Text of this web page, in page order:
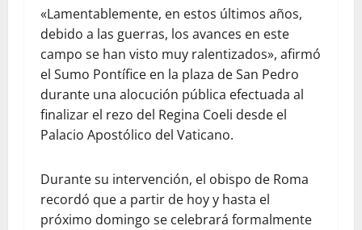
«Lamentablemente, en estos últimos años,
debido a las guerras, los avances en este
campo se han visto muy ralentizados», afirmó
el Sumo Pontífice en la plaza de San Pedro
durante una alocución pública efectuada al
finalizar el rezo del Regina Coeli desde el
Palacio Apostólico del Vaticano.
Durante su intervención, el obispo de Roma
recordó que a partir de hoy y hasta el
próximo domingo se celebrará formalmente